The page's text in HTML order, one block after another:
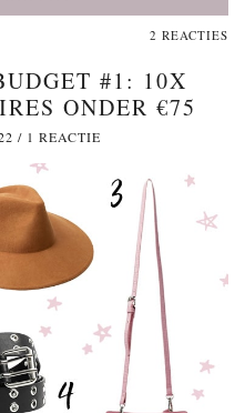
2 REACTIES
#1: 10X
ONDER €75
/ 1 REACTIE